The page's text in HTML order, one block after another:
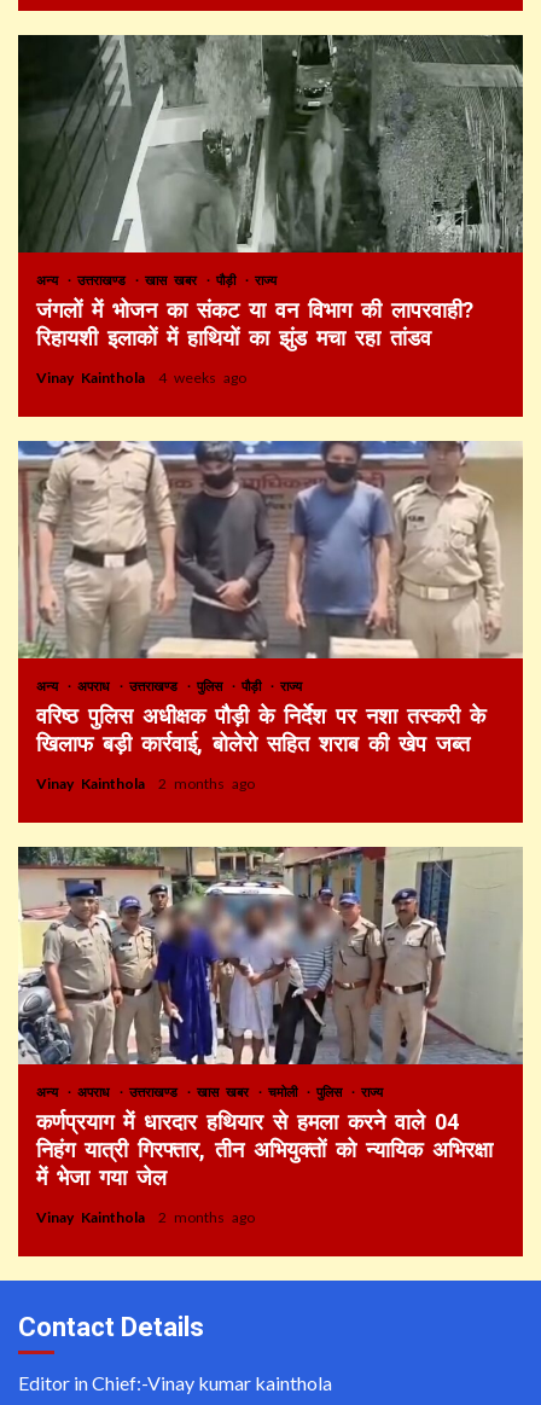
अन्य उत्तराखण्ड खास खबर पौड़ी राज्य
जंगलों में भोजन का संकट या वन विभाग की लापरवाही?
रिहायशी इलाकों में हाथियों का झुंड मचा रहा तांडव
Vinay Kainthola 4 weeks ago
अन्य अपराध उत्तराखण्ड पुलिस पौड़ी राज्य
वरिष्ठ पुलिस अधीक्षक पौड़ी के निर्देश पर नशा तस्करी के
खिलाफ बड़ी कार्रवाई, बोलेरो सहित शराब की खेप जब्त
Vinay Kainthola 2 months ago
अन्य अपराध उत्तराखण्ड खास खबर चमोली पुलिस राज्य
कर्णप्रयाग में धारदार हथियार से हमला करने वाले 04
निहंग यात्री गिरफ्तार, तीन अभियुक्तों को न्यायिक अभिरक्षा
में भेजा गया जेल
Vinay Kainthola 2 months ago
Contact Details
Editor in Chief:-Vinay kumar kainthola